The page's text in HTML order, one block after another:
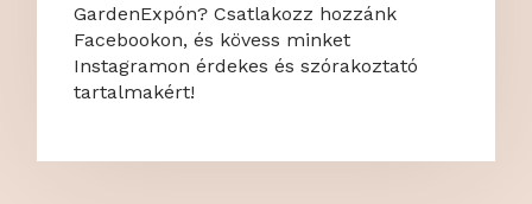
GardenExpón? Csatlakozz hozzánk
Facebookon, és kövess minket
Instagramon érdekes és szórakoztató
tartalmakért!